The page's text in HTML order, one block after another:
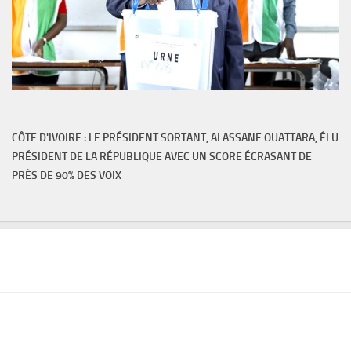
CÔTE D'IVOIRE : LE PRÉSIDENT SORTANT, ALASSANE OUATTARA, ÉLU
PRÉSIDENT DE LA RÉPUBLIQUE AVEC UN SCORE ÉCRASANT DE
PRÈS DE 90% DES VOIX